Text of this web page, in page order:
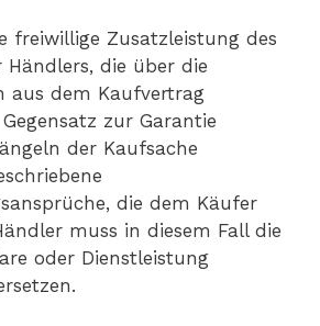
freiwillige Zusatzleistung des
Händlers, die über die
aus dem Kaufvertrag
zur Garantie
der Kaufsache
die dem Käufer
muss in diesem Fall die
oder Dienstleistung